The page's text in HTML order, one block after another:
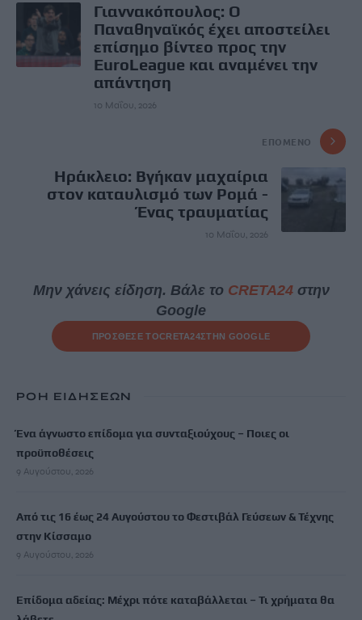
Γιαννακόπουλος: Ο
Παναθηναϊκός έχει αποστείλει
επίσημο βίντεο προς την
EuroLeague και αναμένει την
απάντηση
10 Μαΐου, 2026
ΕΠΌΜΕΝΟ
Ηράκλειο: Βγήκαν μαχαίρια
στον καταυλισμό των Ρομά -
Ένας τραυματίας
10 Μαΐου, 2026
Μην χάνεις είδηση. Βάλε το CRETA24στην
Google
ΠΡΟΣΘΕΣΕ ΤΟCRETA24ΣΤΗΝ GOOGLE
ΡΟΗ ΕΙΔΗΣΕΩΝ
Ένα άγνωστο επίδομα για συνταξιούχους – Ποιες οι
προϋποθέσεις
9 Αυγούστου, 2026
Από τις 16 έως 24 Αυγούστου το Φεστιβάλ Γεύσεων & Τέχνης
στην Κίσσαμο
9 Αυγούστου, 2026
Επίδομα αδείας: Μέχρι πότε καταβάλλεται – Τι χρήματα θα